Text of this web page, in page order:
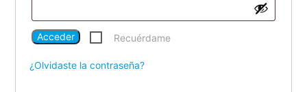
Recuérdame
Acceder
¿Olvidaste la contraseña?